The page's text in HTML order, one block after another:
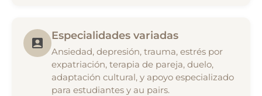
Especialidades variadas
Ansiedad, depresión, trauma, estrés por
expatriación, terapia de pareja, duelo,
adaptación cultural, y apoyo especializado
para estudiantes y au pairs.